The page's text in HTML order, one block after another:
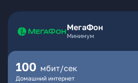
МегаФон
Минимум
100 мбит/сек
Домашний интернет